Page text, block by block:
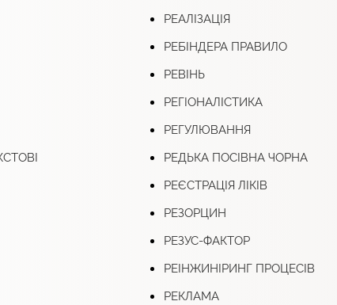
РЕАЛІЗАЦІЯ
РЕБІНДЕРА ПРАВИЛО
РЕВІНЬ
РЕГІОНАЛІСТИКА
РЕГУЛЮВАННЯ
РЕДЬКА ПОСІВНА ЧОРНА
РЕЄСТРАЦІЯ ЛІКІВ
РЕЗОРЦИН
РЕЗУС-ФАКТОР
РЕІНЖИНІРИНГ ПРОЦЕСІВ
РЕКЛАМА